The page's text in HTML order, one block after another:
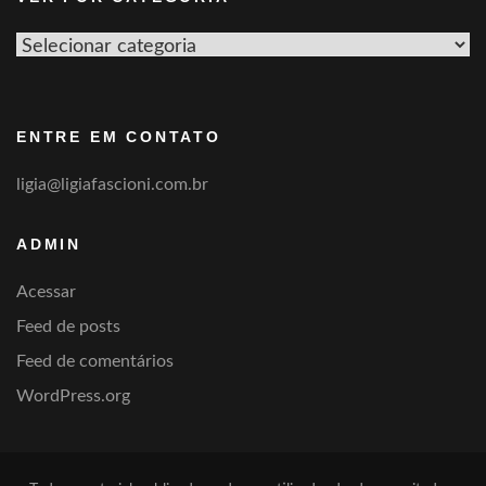
Ver
ENTRE EM CONTATO
ligia@ligiafascioni.com.br
ADMIN
Acessar
Feed de posts
Feed de comentários
WordPress.org